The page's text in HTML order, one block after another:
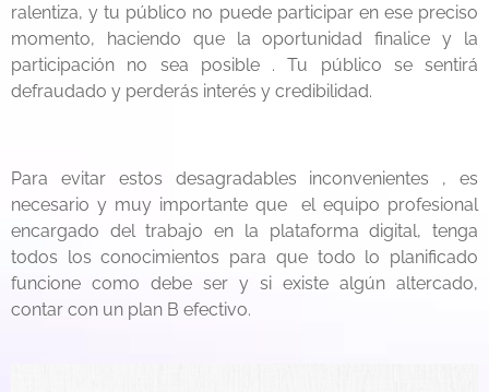
ralentiza, y tu público no puede participar en ese preciso
momento, haciendo que la oportunidad finalice y la
participación no sea posible . Tu público se sentirá
defraudado y perderás interés y credibilidad.
Para evitar estos desagradables inconvenientes , es
necesario y muy importante que el equipo profesional
encargado del trabajo en la plataforma digital, tenga
todos los conocimientos para que todo lo planificado
funcione como debe ser y si existe algún altercado,
contar con un plan B efectivo.